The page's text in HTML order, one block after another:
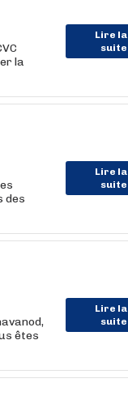
Lire la
suite
la
Lire la
suite
des
Lire la
suite
êtes